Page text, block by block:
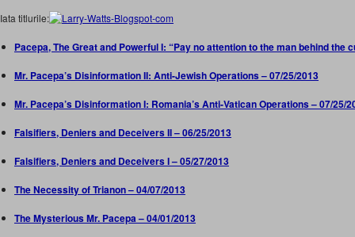
Iata titlurile:
Pacepa, The Great and Powerful I: “Pay no attention to the man behind the
Mr. Pacepa’s Disinformation II: Anti-Jewish Operations – 07/25/2013
Mr. Pacepa’s Disinformation I: Romania’s Anti-Vatican Operations – 07/25/
Falsifiers, Deniers and Deceivers II – 06/25/2013
Falsifiers, Deniers and Deceivers I – 05/27/2013
The Necessity of Trianon – 04/07/2013
The Mysterious Mr. Pacepa – 04/01/2013